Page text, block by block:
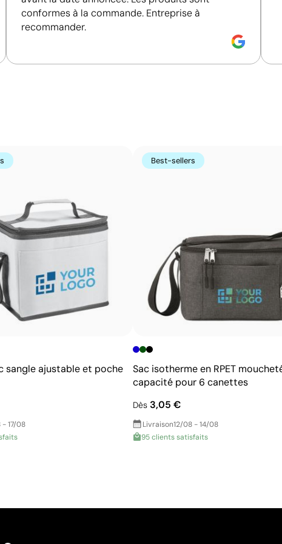
couleur
Couleurs unies intenses avec un excellent
Excellent rapport qualité-prix pour les grandes
séries
Idéale pour logos simples sans détails fins
conformes à la commande. Entreprise à
recommander.
sangle ajustable et poche
- 17/08
Best-sellers
Sac isotherme en RPET
capacité pour 6 canettes
Dès3,05 €
Livraison12/08 - 14/08
95 clients satisfaits